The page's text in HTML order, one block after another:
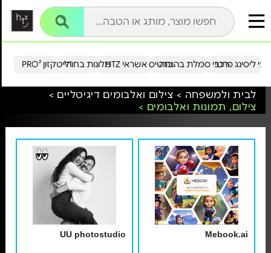
הייטקזון PRO²מלונות בחו"ל כרטיס אשראי HTZ ליסינג פרטירכבי סמלת בהנחה
לבית ולמשפחה > צילום ואלבומים דיגיטליים >
צילום, תמונות ואלבומים >
Mebook.ai
UU photostudio